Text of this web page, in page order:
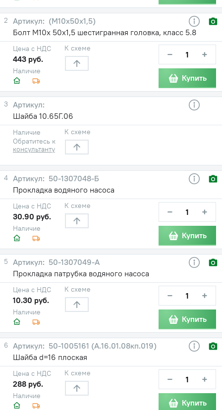
2
(М10х50х1,5)
Болт М10х 50х1,5 шестигранная головка, класс 5.8
Наличие
Цена с НДС
443 руб.
К схеме − +
Купить
3
Шайба 10.65Г.06
Наличие
Обратитесь к
консультанту
К схеме
4
50-1307048-Б
Прокладка водяного насоса
Наличие
Цена с НДС
30.90 руб.
К схеме − +
Купить
5
50-1307049-А
Прокладка патрубка водяного насоса
Наличие
Цена с НДС
10.30 руб.
К схеме − +
Купить
6
50-1005161 (А.16.01.08кп.019)
Шайба d=16 плоская
Наличие
Цена с НДС
288 руб.
К схеме − +
Купить